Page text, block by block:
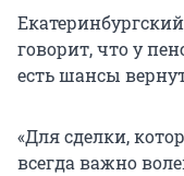
говорит, что у
есть шансы
«Для сделки,
всегда важно